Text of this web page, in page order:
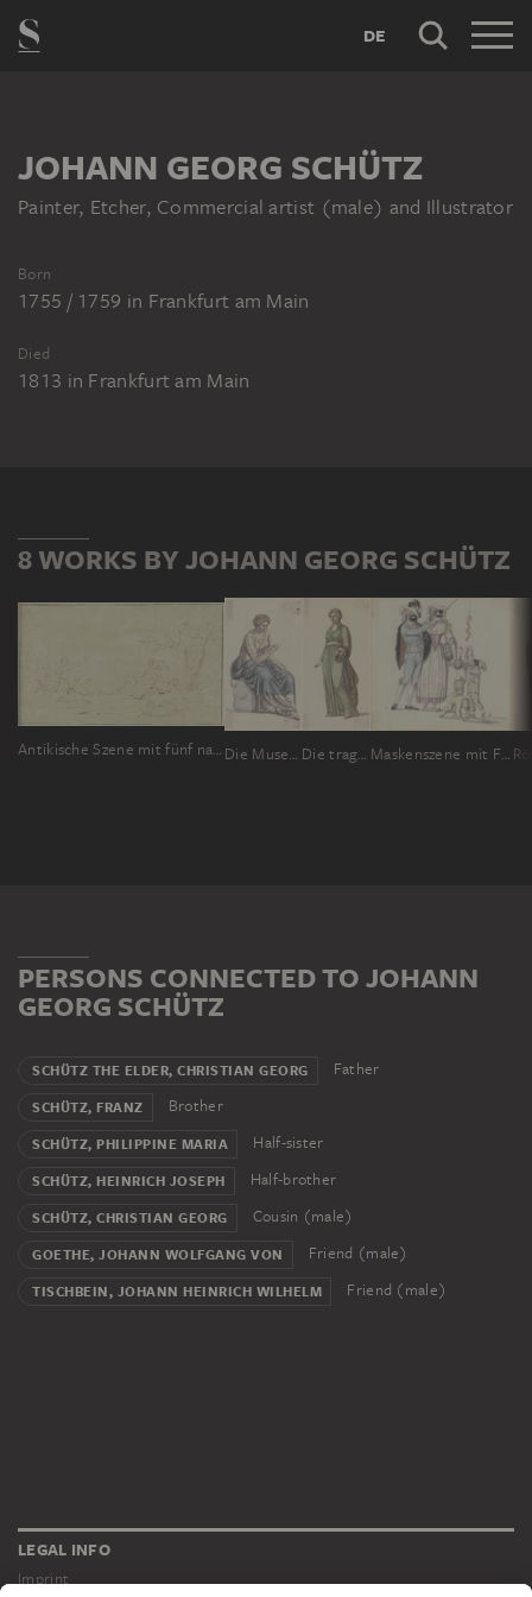
DE
JOHANN GEORG SCHÜTZ
Painter, Etcher, Commercial artist (male) and Illustrator
Born
1755 / 1759 in Frankfurt am Main
Died
1813 in Frankfurt am Main
8 WORKS BY JOHANN GEORG SCHÜTZ
Antikische Szene mit fünf nackten Gestalten, links eine Kauernde, sich abwendende Frau, daneben ein ein Kniender und, rechts ein Mann und zwei einander umarmende Frauen, im Vordergrund ein liegendes Schaf Die Muse der Geschichte: Sitzende Frau mit einem Buch in der Linken (zu Goethes Römischem Karneval) Die tragische Muse: Stehende Frau, eine Maske in der Linken (zu Goethes Römischem Karneval) Maskenszene mit Fischer und Frascatanerin: Ein maskiertes Paar, der Mann mit einer Angel, an der Würstchen hängen, nach denen drei Knaben greifen
PERSONS CONNECTED TO JOHANN
GEORG SCHÜTZ
SCHÜTZ THE ELDER, CHRISTIAN GEORG Father
SCHÜTZ, FRANZ Brother
SCHÜTZ, PHILIPPINE MARIA Half-sister
SCHÜTZ, HEINRICH JOSEPH Half-brother
SCHÜTZ, CHRISTIAN GEORG Cousin (male)
GOETHE, JOHANN WOLFGANG VON Friend (male)
TISCHBEIN, JOHANN HEINRICH WILHELM Friend (male)
LEGAL INFO
Imprint